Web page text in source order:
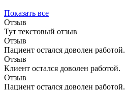
Показать все
Отзыв
Тут текстовый отзыв
Отзыв
Пациент остался доволен работой.
Отзыв
Клиент остался доволен работой.
Отзыв
Пациент остался доволен работой.